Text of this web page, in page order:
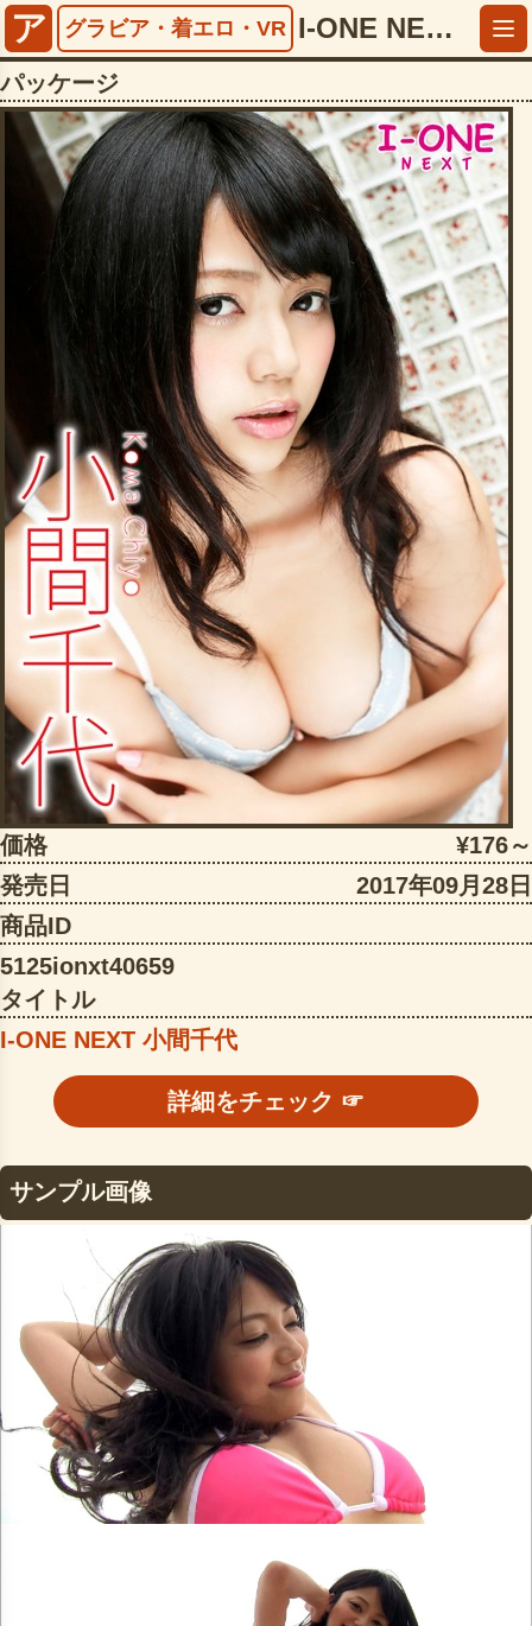
ア グラビア・着エロ・VR I-ONE NEXT 小間千代【5125ionxt40659】
パッケージ
価格
¥176～
発売日
2017年09月28日
商品ID
5125ionxt40659
タイトル
I-ONE NEXT 小間千代
詳細をチェック ☞
サンプル画像